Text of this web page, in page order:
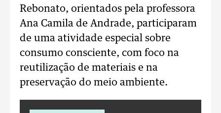
Rebonato, orientados pela professora
Ana Camila de Andrade, participaram
de uma atividade especial sobre
consumo consciente, com foco na
reutilização de materiais e na
preservação do meio ambiente.